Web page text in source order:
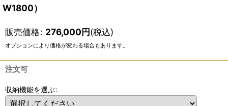
W1800）
販売価格: 276,000円(税込)
オプションにより価格が変わる場合もあります。
注文可
収納機能を選ぶ: